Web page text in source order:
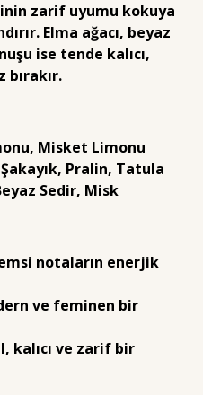
zarif uyumu kokuya
Elma ağacı, beyaz
ise tende kalıcı,
Misket Limonu
Pralin, Tatula
Sedir, Misk
notaların enerjik
ve feminen bir
kalıcı ve zarif bir